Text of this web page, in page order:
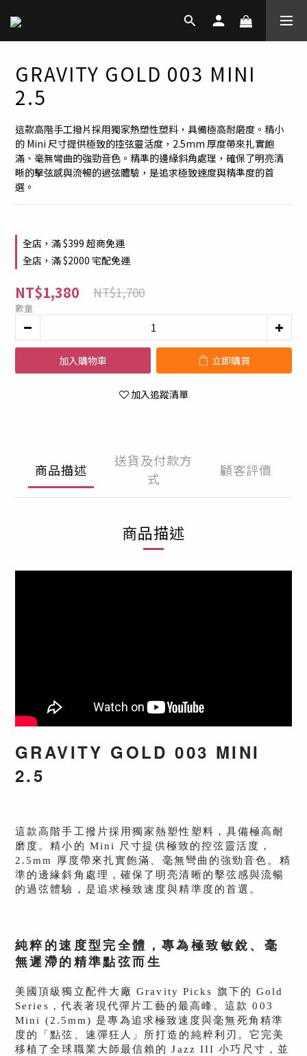
GRAVITY GOLD 003 MINI
2.5
這款高階手工撥片採用獨家熱塑性塑料，具備極高耐磨度。精小
的 Mini 尺寸提供極致的控弦靈活度，2.5mm 厚度帶來扎實飽
滿、毫無彎曲的強勁音色。精準的邊緣斜角處理，確保了明亮清
晰的擊弦感與流暢的過弦體驗，是追求極致速度與精準度的首
選。
全店，滿 $399 超商免運
全店，滿 $2000 宅配免運
NT$1,380 NT$1,700
數量
加入購物車 立即購買
加入追蹤清單
商品描述
送貨及付款方
式
顧客評價
商品描述
GRAVITY GOLD 003 MINI
2.5
這款高階手工撥片採用獨家熱塑性塑料，具備極高耐
磨度。精小的 Mini 尺寸提供極致的控弦靈活度，
2.5mm 厚度帶來扎實飽滿、毫無彎曲的強勁音色。精
準的邊緣斜角處理，確保了明亮清晰的擊弦感與流暢
的過弦體驗，是追求極致速度與精準度的首選。
純粹的速度型完全體，專為極致敏銳、毫
無遲滯的精準點弦而生
美國頂級獨立配件大廠 Gravity Picks 旗下的 Gold
Series，代表著現代彈片工藝的最高峰。這款 003
Mini (2.5mm) 是專為追求極致速度與毫無死角精準
度的「點弦、速彈狂人」所打造的純粹利刃。它完美
移植了全球職業大師最信賴的 Jazz III 小巧尺寸，並